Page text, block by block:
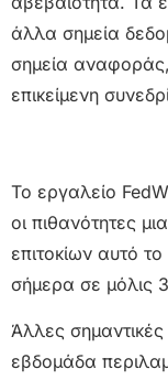
άλλα σημεία
σημεία αναφοράς,
επικείμενη
Το εργαλείο
οι πιθανότητες
επιτοκίων αυτό
σήμερα σε μόλις
Άλλες
εβδομάδα